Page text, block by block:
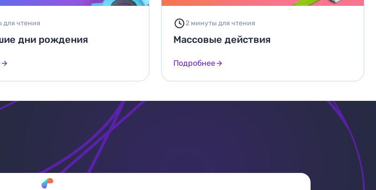
для чтения
дни рождения
2 минуты для чтения
Массовые действия
Подробнее